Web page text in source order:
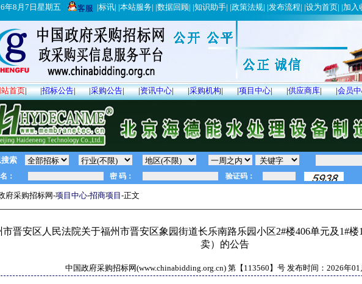
年8月7日星期五 客服 |标讯| |本站服务| |数据回顾| |知识助手| |政策法规| |发布流程| |设为首页| |加入
首页| |招标公告| |采购公告| |资讯中心| |采购机构| |项目中心| |供应商库| |会员
索
府采购招标网-项目中心-招商项目 -正文
市晋安区人民法院关于福州市晋安区象园街道长乐南路乐园小区2#楼406单元及1#楼
卖）的公告
中国政府采购招标网(www.chinabidding.org.cn) 第【 113560 】号 发布时间： 2026年01